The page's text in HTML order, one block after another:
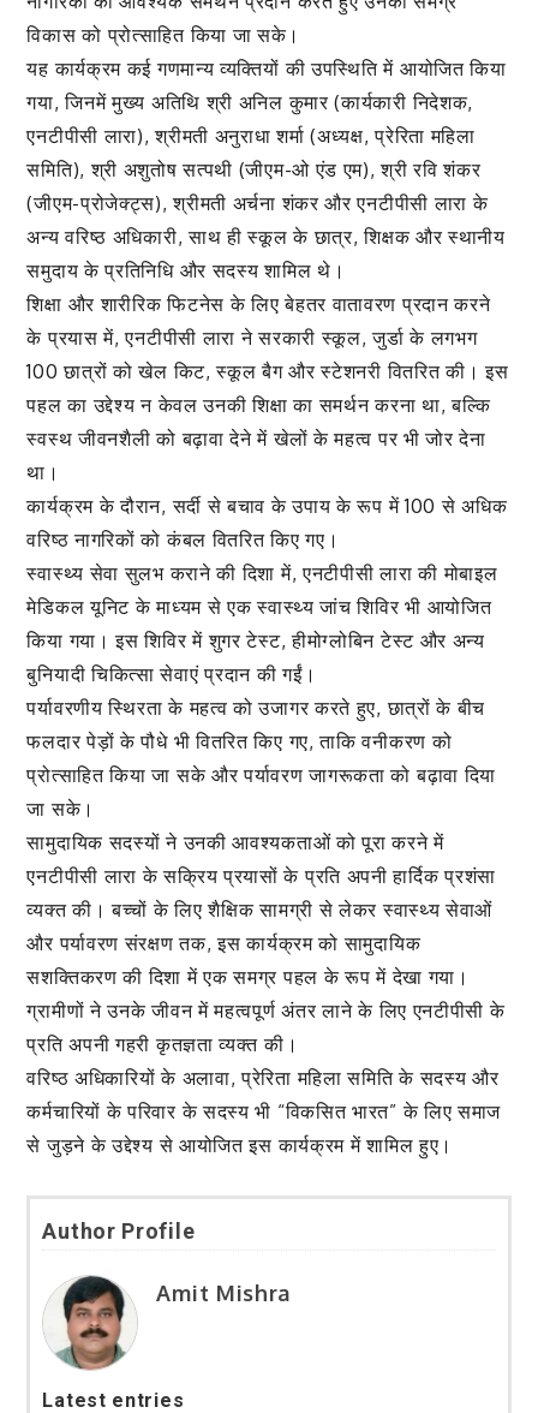
विकास को प्रोत्साहित किया जा सके।
यह कार्यक्रम कई गणमान्य व्यक्तियों की उपस्थिति में आयोजित किया
गया, जिनमें मुख्य अतिथि श्री अनिल कुमार (कार्यकारी निदेशक,
एनटीपीसी लारा), श्रीमती अनुराधा शर्मा (अध्यक्ष, प्रेरिता महिला
समिति), श्री अशुतोष सत्पथी (जीएम-ओ एंड एम), श्री रवि शंकर
(जीएम-प्रोजेक्ट्स), श्रीमती अर्चना शंकर और एनटीपीसी लारा के
अन्य वरिष्ठ अधिकारी, साथ ही स्कूल के छात्र, शिक्षक और स्थानीय
समुदाय के प्रतिनिधि और सदस्य शामिल थे।
शिक्षा और शारीरिक फिटनेस के लिए बेहतर वातावरण प्रदान करने
के प्रयास में, एनटीपीसी लारा ने सरकारी स्कूल, जुर्डा के लगभग
100 छात्रों को खेल किट, स्कूल बैग और स्टेशनरी वितरित की। इस
पहल का उद्देश्य न केवल उनकी शिक्षा का समर्थन करना था, बल्कि
स्वस्थ जीवनशैली को बढ़ावा देने में खेलों के महत्व पर भी जोर देना
था।
कार्यक्रम के दौरान, सर्दी से बचाव के उपाय के रूप में 100 से अधिक
वरिष्ठ नागरिकों को कंबल वितरित किए गए।
स्वास्थ्य सेवा सुलभ कराने की दिशा में, एनटीपीसी लारा की मोबाइल
मेडिकल यूनिट के माध्यम से एक स्वास्थ्य जांच शिविर भी आयोजित
किया गया। इस शिविर में शुगर टेस्ट, हीमोग्लोबिन टेस्ट और अन्य
बुनियादी चिकित्सा सेवाएं प्रदान की गईं।
पर्यावरणीय स्थिरता के महत्व को उजागर करते हुए, छात्रों के बीच
फलदार पेड़ों के पौधे भी वितरित किए गए, ताकि वनीकरण को
प्रोत्साहित किया जा सके और पर्यावरण जागरूकता को बढ़ावा दिया
जा सके।
सामुदायिक सदस्यों ने उनकी आवश्यकताओं को पूरा करने में
एनटीपीसी लारा के सक्रिय प्रयासों के प्रति अपनी हार्दिक प्रशंसा
व्यक्त की। बच्चों के लिए शैक्षिक सामग्री से लेकर स्वास्थ्य सेवाओं
और पर्यावरण संरक्षण तक, इस कार्यक्रम को सामुदायिक
सशक्तिकरण की दिशा में एक समग्र पहल के रूप में देखा गया।
ग्रामीणों ने उनके जीवन में महत्वपूर्ण अंतर लाने के लिए एनटीपीसी के
प्रति अपनी गहरी कृतज्ञता व्यक्त की।
वरिष्ठ अधिकारियों के अलावा, प्रेरिता महिला समिति के सदस्य और
कर्मचारियों के परिवार के सदस्य भी “विकसित भारत” के लिए समाज
से जुड़ने के उद्देश्य से आयोजित इस कार्यक्रम में शामिल हुए।
Author Profile
Amit Mishra
Latest entries